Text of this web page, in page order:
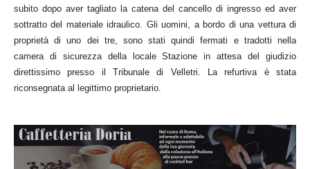
subito dopo aver tagliato la catena del cancello di ingresso ed aver
sottratto del materiale idraulico. Gli uomini, a bordo di una vettura di
proprietà di uno dei tre, sono stati quindi fermati e tradotti nella
camera di sicurezza della locale Stazione in attesa del giudizio
direttissimo presso il Tribunale di Velletri. La refurtiva è stata
riconsegnata al legittimo proprietario.